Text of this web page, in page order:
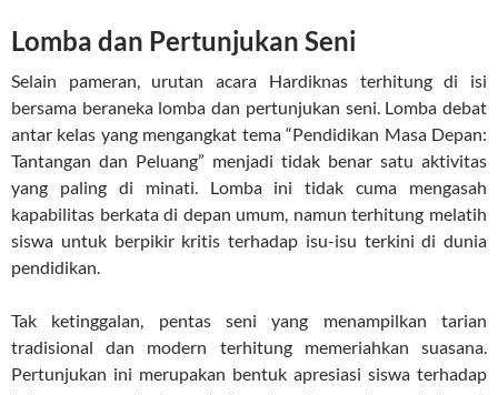
Lomba dan Pertunjukan Seni
Selain pameran, urutan acara Hardiknas terhitung di isi
bersama beraneka lomba dan pertunjukan seni. Lomba debat
antar kelas yang mengangkat tema “Pendidikan Masa Depan:
Tantangan dan Peluang” menjadi tidak benar satu aktivitas
yang paling di minati. Lomba ini tidak cuma mengasah
kapabilitas berkata di depan umum, namun terhitung melatih
siswa untuk berpikir kritis terhadap isu-isu terkini di dunia
pendidikan.
Tak ketinggalan, pentas seni yang menampilkan tarian
tradisional dan modern terhitung memeriahkan suasana.
Pertunjukan ini merupakan bentuk apresiasi siswa terhadap